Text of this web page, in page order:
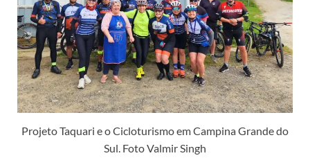
Projeto Taquari e o Cicloturismo em Campina Grande do
Sul. Foto Valmir Singh